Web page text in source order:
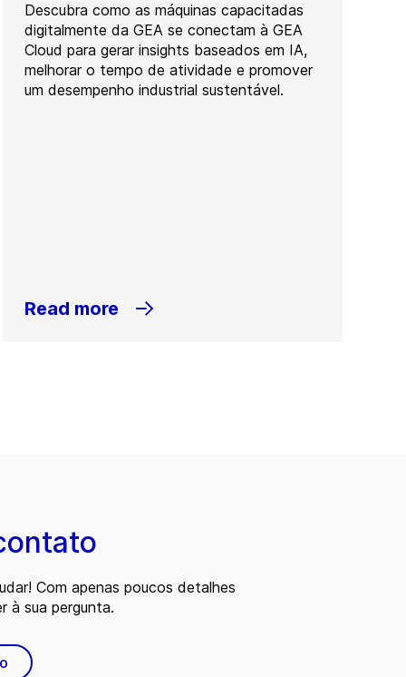
Descubra como as máquinas capacitadas
digitalmente da GEA se conectam à GEA
Cloud para gerar insights baseados em IA,
melhorar o tempo de atividade e promover
um desempenho industrial sustentável.
Read more
Com apenas poucos detalhes
à sua pergunta.